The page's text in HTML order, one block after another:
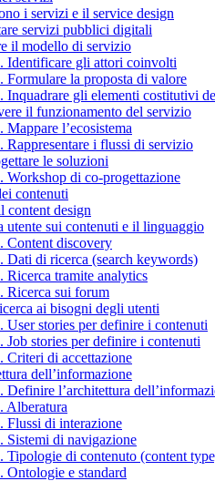
i servizi e il service design
servizi pubblici digitali
il modello di servizio
Identificare gli attori coinvolti
Formulare la proposta di valore
Inquadrare gli elementi costitutivi
il funzionamento del servizio
Mappare l’ecosistema
Rappresentare i flussi di servizio
le soluzioni
Workshop di co-progettazione
contenuti
content design
utente sui contenuti e il linguaggio
Content discovery
Dati di ricerca (search keywords)
Ricerca tramite analytics
Ricerca sui forum
ai bisogni degli utenti
User stories per definire i contenuti
Job stories per definire i contenuti
Criteri di accettazione
dell’informazione
Definire l’architettura
Alberatura
Flussi di interazione
Sistemi di navigazione
Tipologie di contenuto (content
Ontologie e standard